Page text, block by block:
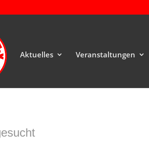
Aktuelles Veranstaltungen